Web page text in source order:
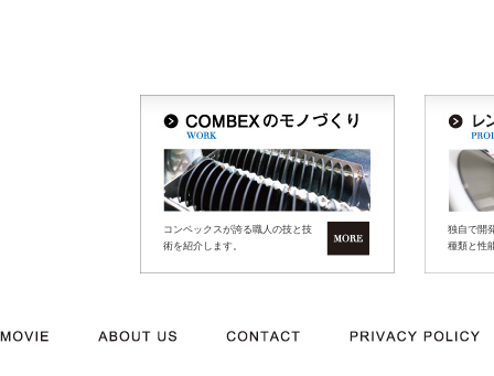
コンベックスが誇る職人の技と技
術を紹介します。
独自で開
種類と性